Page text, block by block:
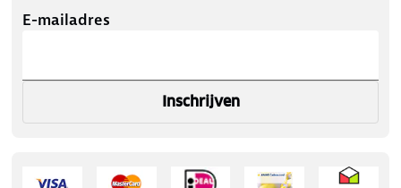
E-mailadres
Inschrijven